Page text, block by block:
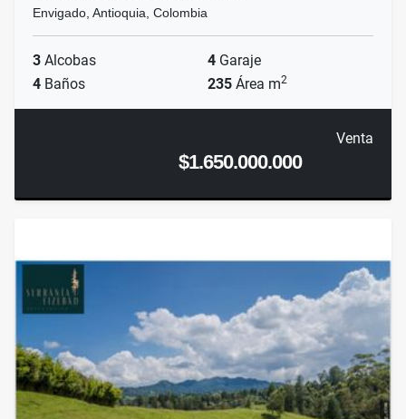
Envigado, Antioquia, Colombia
3 Alcobas 4 Garaje
4 Baños 235 Área m2
Venta
$1.650.000.000